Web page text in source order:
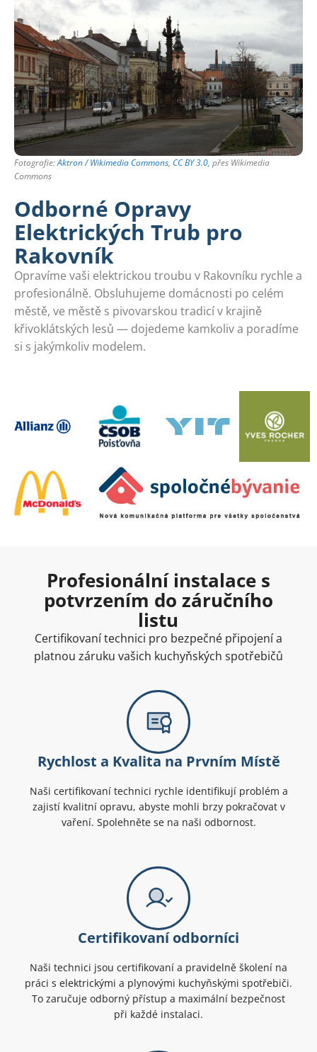
Fotografie:Aktron / Wikimedia Commons, CC BY 3.0, přes Wikimedia
Commons
Odborné Opravy
Elektrických Trub pro
Rakovník
Opravíme vaši elektrickou troubu v Rakovníku rychle a
profesionálně. Obsluhujeme domácnosti po celém
městě, ve městě s pivovarskou tradicí v krajině
křivoklátských lesů — dojedeme kamkoliv a poradíme
si s jakýmkoliv modelem.
Profesionální instalace s
potvrzením do záručního
listu
Certifikovaní technici pro bezpečné připojení a
platnou záruku vašich kuchyňských spotřebičů
Rychlost a Kvalita na Prvním Místě
Naši certifikovaní technici rychle identifikují problém a
zajistí kvalitní opravu, abyste mohli brzy pokračovat v
vaření. Spolehněte se na naši odbornost.
Certifikovaní odborníci
Naši technici jsou certifikovaní a pravidelně školení na
práci s elektrickými a plynovými kuchyňskými spotřebiči.
To zaručuje odborný přístup a maximální bezpečnost
při každé instalaci.